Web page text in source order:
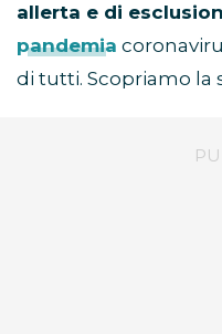
allerta e di
pandemia
di tutti. Scopriamo la